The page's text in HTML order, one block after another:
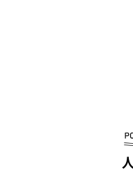
飼い主さんに応援されな